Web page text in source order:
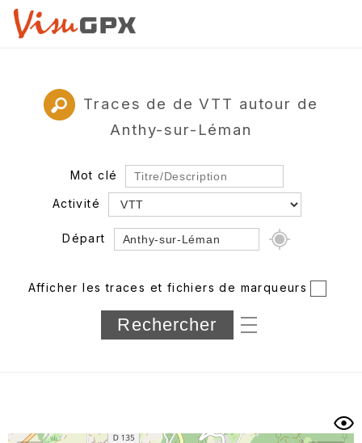
Traces de de VTT autour de
Anthy-sur-Léman
Mot clé
Activité
Départ
Département
Longueur min/max
Afficher les traces et fichiers de marqueurs